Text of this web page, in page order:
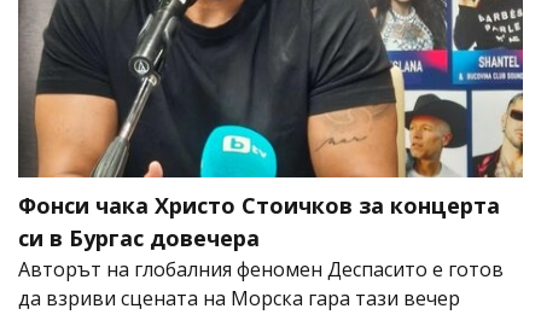
Фонси чака Христо Стоичков за концерта
си в Бургас довечера
Авторът на глобалния феномен Деспасито е готов
да взриви сцената на Морска гара тази вечер